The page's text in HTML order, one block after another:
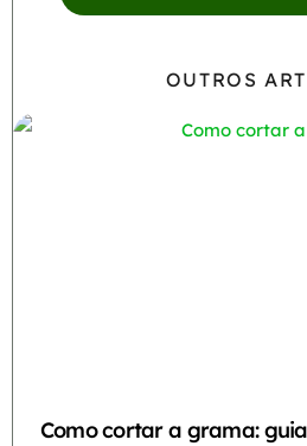
OUTROS
Como cortar a grama: